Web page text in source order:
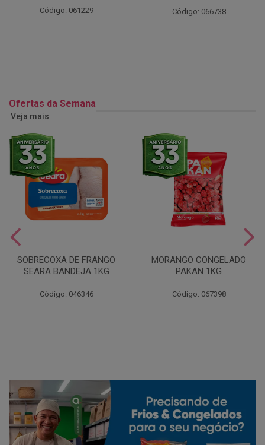
Código: 061229 Código: 066738
Ofertas da Semana
Veja mais
SOBRECOXA DE FRANGO
SEARA BANDEJA 1KG
Código: 046346
MORANGO CONGELADO
PAKAN 1KG
Código: 067398